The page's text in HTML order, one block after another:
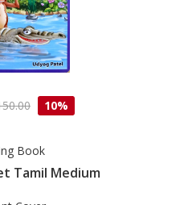
10%
Book
Tamil Medium